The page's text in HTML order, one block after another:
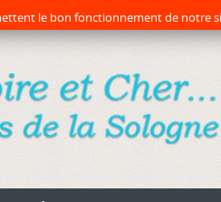
le bon fonctionnement de notre